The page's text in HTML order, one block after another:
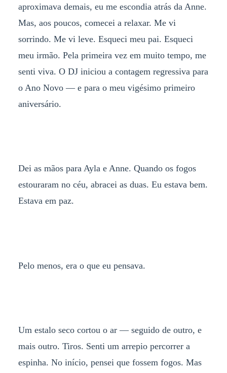
aproximava demais, eu me escondia atrás da Anne.
Mas, aos poucos, comecei a relaxar. Me vi
sorrindo. Me vi leve. Esqueci meu pai. Esqueci
meu irmão. Pela primeira vez em muito tempo, me
senti viva. O DJ iniciou a contagem regressiva para
o Ano Novo — e para o meu vigésimo primeiro
aniversário.
Dei as mãos para Ayla e Anne. Quando os fogos
estouraram no céu, abracei as duas. Eu estava bem.
Estava em paz.
Pelo menos, era o que eu pensava.
Um estalo seco cortou o ar — seguido de outro, e
mais outro. Tiros. Senti um arrepio percorrer a
espinha. No início, pensei que fossem fogos. Mas